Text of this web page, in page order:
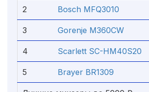
2 Bosch MFQ3010
3 Gorenje M360CW
4 Scarlett SC-HM40S20
5 Brayer BR1309